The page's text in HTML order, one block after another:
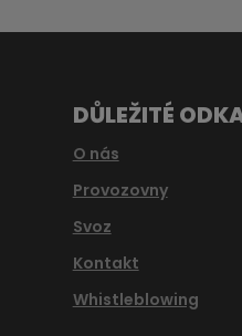
DŮLEŽITÉ
O nás
Provozovny
Svoz
Kontakt
Whistleblowing